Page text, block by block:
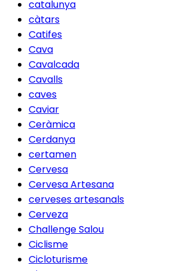
catalunya
càtars
Catifes
Cava
Cavalcada
Cavalls
caves
Caviar
Ceràmica
Cerdanya
certamen
Cervesa
Cervesa Artesana
cerveses artesanals
Cerveza
Challenge Salou
Ciclisme
Cicloturisme